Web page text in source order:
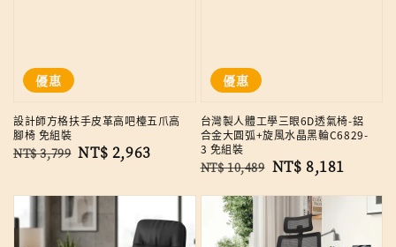
優惠
設計師方格扶手皮革高吧檯五爪高
腳椅 免組裝
Regular
NT$ 3,799 Sale
NT$ 2,963
優惠
台灣製人體工學三眼6D透氣椅-鋁
合金大圓弧+旋風水晶黑輪C6829-
3 免組裝
Regular
NT$ 10,489 Sale
NT$ 8,181